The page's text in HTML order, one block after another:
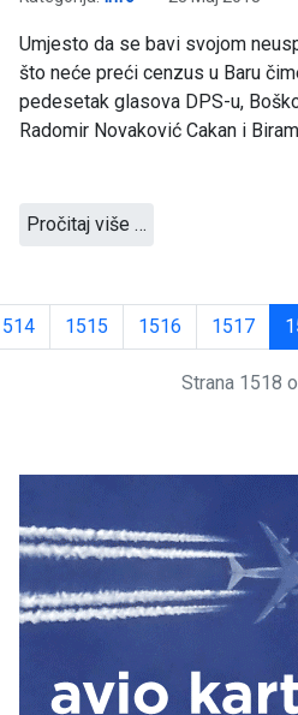
Umjesto da se bavi svojom
što neće preći cenzus u Baru
pedesetak glasova DPS-u,
Radomir Novaković Cakan i
Pročitaj više …
1515 1516 1517
Strana 1518